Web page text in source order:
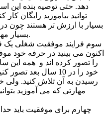
دهد. حتی توصیه بنده این
توانید بیاموزید رایگان
بسیار با ارزش تر هستند چون
بسیار مهارت های مورد نیاز بازار را بیاموزید.
سوم فرایند موفقیت شغلی یک
اکنون می بینید در حرفه خود
را تصور کرده اند و همه این
خود را در 10 سال
رسیدن به آن تلاش کنید. ولی
مهارتی که می آموزید
چهارم برای موفقیت باید